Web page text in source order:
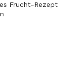
Frucht-Rezept